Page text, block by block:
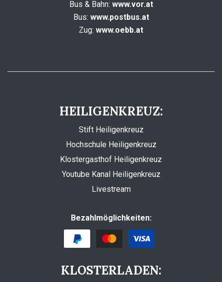
Bus & Bahn: www.vor.at
Bus: www.postbus.at
Zug: www.oebb.at
HEILIGENKREUZ:
Stift Heiligenkreuz
Hochschule Heiligenkreuz
Klostergasthof Heiligenkreuz
Youtube Kanal Heiligenkreuz
Livestream
Bezahlmöglichkeiten:
KLOSTERLADEN: